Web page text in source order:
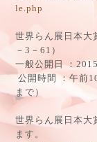
le.php
世界らん展日本大
－3－61）
一般公開日 ：
公開時間 ：午前
まで）
世界らん展日本大
ます。